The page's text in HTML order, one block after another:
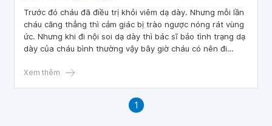
Trước đó cháu đã điều trị khỏi viêm dạ dày. Nhưng mỗi lần
cháu căng thẳng thì cảm giác bị trào ngược nóng rát vùng
ức. Nhưng khi đi nội soi dạ dày thì bác sĩ bảo tình trạng dạ
dày của cháu bình thường vậy bây giờ cháu có nên đi
không ạ? Do bị trào ngược nên cháu bị viêm họng mãn
ngược dạ dày mỗi khi căng thẳng
Xem thêm
1